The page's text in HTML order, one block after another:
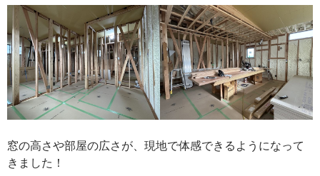
窓の高さや部屋の広さが、現地で体感できるようになって
きました！